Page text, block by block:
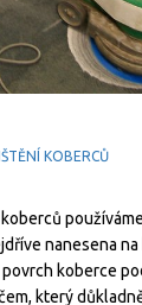
KOBERCŮ
nanesena
koberce
který